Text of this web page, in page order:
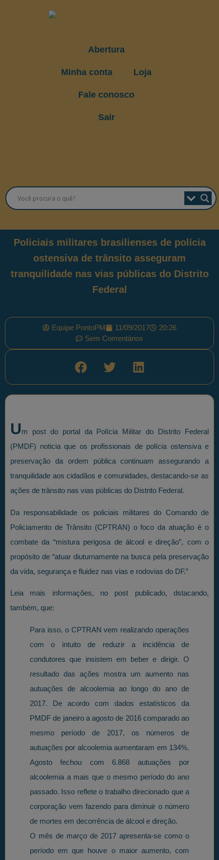
Abertura
Minha conta Loja
Fale conosco
Sair
Policiais militares brasilienses de polícia
ostensiva de trânsito asseguram
tranquilidade nas vias públicas do Distrito
Federal
Equipe PontoPM 11/09/2017
20:26
Sem Comentários
Um post do portal da Polícia Militar do Distrito Federal
(PMDF) noticia que os profissionais de polícia ostensiva e
preservação da ordem pública continuam assegurando a
tranquilidade aos cidadãos e comunidades, destacando-se as
ações de trânsito nas vias públicas do Distrito Federal.
Da responsabilidade os policiais militares do Comando de
Policiamento de Trânsito (CPTRAN) o foco da atuação é o
combate da “mistura perigosa de álcool e direção”, com o
propósito de “atuar diuturnamente na busca pela preservação
da vida, segurança e fluidez nas vias e rodovias do DF.”
Leia mais informações, no post publicado, dstacando,
também, que:
Para isso, o CPTRAN vem realizando operações
com o intuito de reduzir a incidência de
condutores que insistem em beber e dirigir. O
resultado das ações mostra um aumento nas
autuações de alcoolemia ao longo do ano de
2017. De acordo com dados estatísticos da
PMDF de janeiro a agosto de 2016 comparado ao
mesmo período de 2017, os números de
autuações por alcoolemia aumentaram em 134%.
Agosto fechou com 6.868 autuações por
alcoolemia a mais que o mesmo período do ano
passado. Isso reflete o trabalho direcionado que a
corporação vem fazendo para diminuir o número
de mortes em decorrência de álcool e direção.
O mês de março de 2017 apresenta-se como o
período em que houve o maior aumento, com